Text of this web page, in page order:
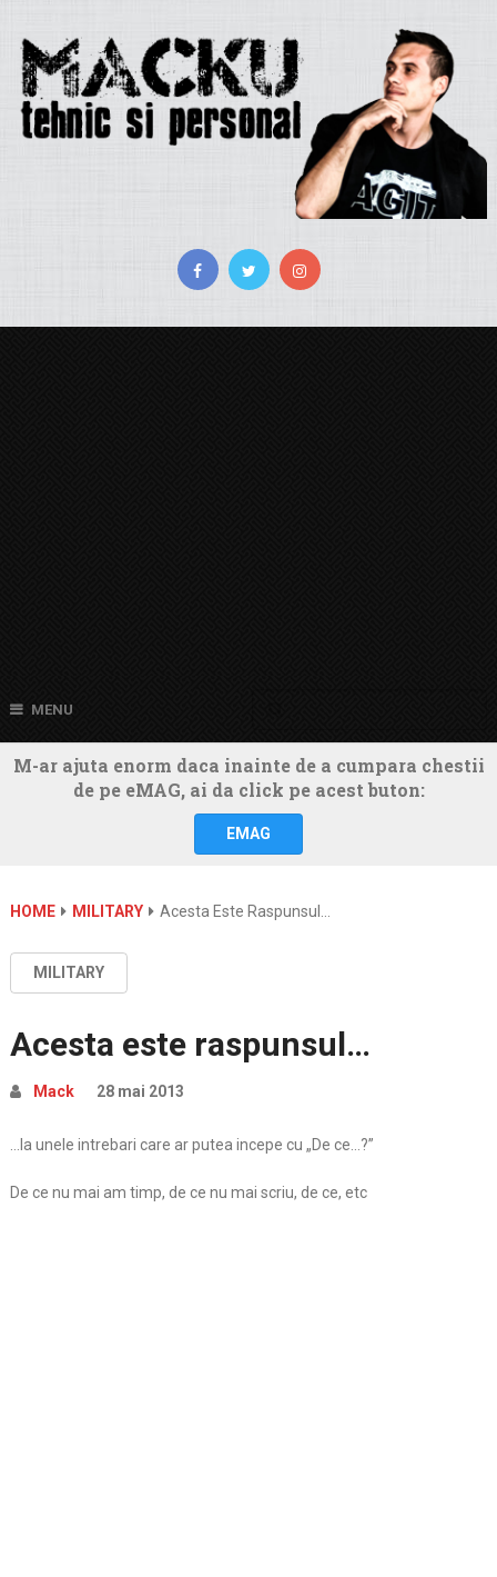
MENU
M-ar ajuta enorm daca inainte de a cumpara chestii
de pe eMAG, ai da click pe acest buton:
EMAG
HOME MILITARY Acesta Este Raspunsul…
MILITARY
Acesta este raspunsul…
Mack 28 mai 2013
…la unele intrebari care ar putea incepe cu „De ce…?”
De ce nu mai am timp, de ce nu mai scriu, de ce, etc